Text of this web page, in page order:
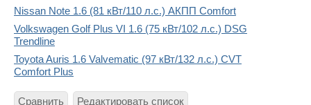
Nissan Note 1.6 (81 кВт/110 л.с.) АКПП Comfort
Volkswagen Golf Plus VI 1.6 (75 кВт/102 л.с.) DSG
Trendline
Toyota Auris 1.6 Valvematic (97 кВт/132 л.с.) CVT
Comfort Plus
Сравнить Редактировать список